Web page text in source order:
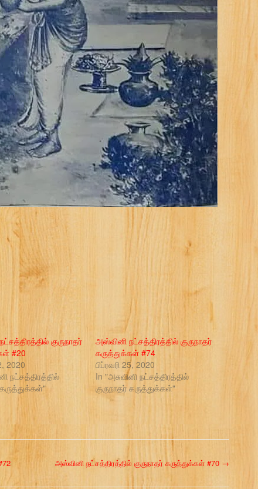
குருநாதர்
#20
2020
நட்சத்திரத்தில்
கருத்துக்கள்"
அஸ்வினி நட்சத்திரத்தில் குருநாதர்
கருத்துக்கள் #74
பிப்ரவரி 25, 2020
In "அசுவினி நட்சத்திரத்தில்
குருநாதர் கருத்துக்கள்"
அஸ்வினி நட்சத்திரத்தில் குருநாதர் கருத்துக்கள் #70 →